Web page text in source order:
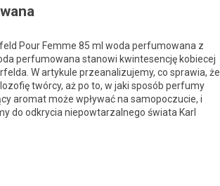
Pour Femme 85 ml woda perfumowana z
perfumowana stanowi kwintesencję kobiecej
W artykule przeanalizujemy, co sprawia, że
twórcy, aż po to, w jaki sposób perfumy
aromat może wpływać na samopoczucie, i
do odkrycia niepowtarzalnego świata Karl